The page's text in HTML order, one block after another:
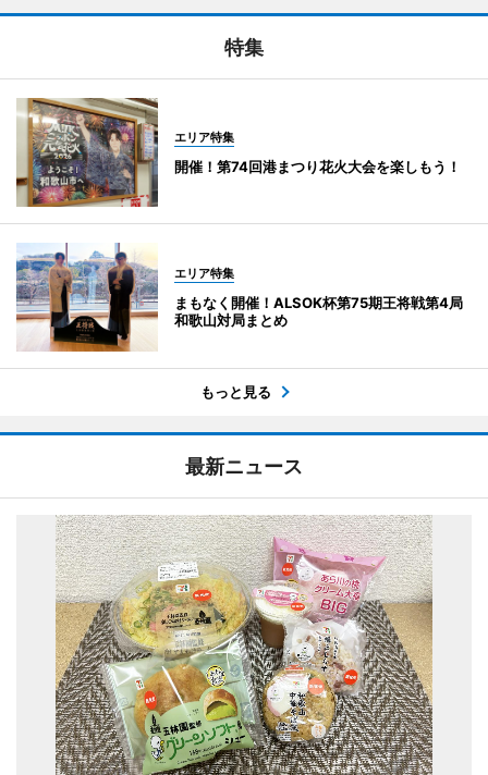
特集
エリア特集
開催！第74回港まつり花火大会を楽しもう！
エリア特集
まもなく開催！ALSOK杯第75期王将戦第4局
和歌山対局まとめ
もっと見る
最新ニュース